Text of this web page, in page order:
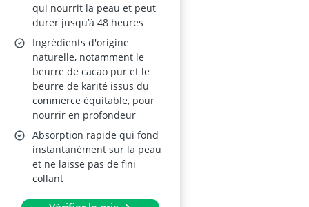
Très Sèches
qui nourrit la peau et peut
durer jusqu’à 48 heures
Ingrédients d'origine
naturelle, notamment le
beurre de cacao pur et le
beurre de karité issus du
commerce équitable, pour
nourrir en profondeur
Absorption rapide qui fond
instantanément sur la peau
et ne laisse pas de fini
collant